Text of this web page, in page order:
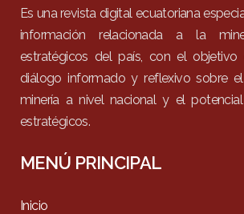
Es una revista digital ecuatoriana
información relacionada a la
estratégicos del país, con el
diálogo informado y reflexivo sobre
minería a nivel nacional y el
estratégicos.
MENÚ PRINCIPAL
Inicio